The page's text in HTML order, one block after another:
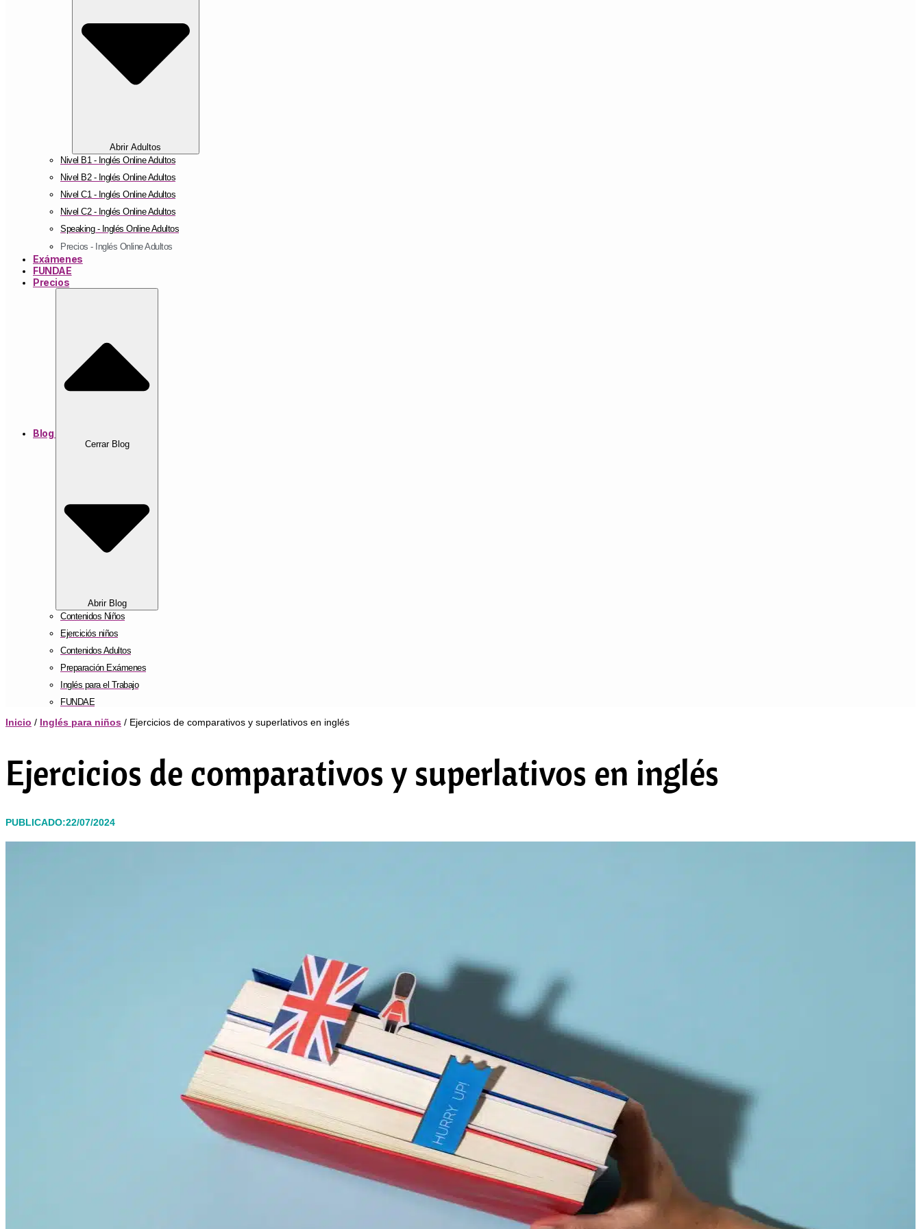
Abrir Adultos
Nivel B1 - Inglés Online Adultos
Nivel B2 - Inglés Online Adultos
Nivel C1 - Inglés Online Adultos
Nivel C2 - Inglés Online Adultos
Speaking - Inglés Online Adultos
Precios - Inglés Online Adultos
Exámenes
FUNDAE
Precios
Blog
Cerrar Blog
Abrir Blog
Contenidos Niños
Ejerciciós niños
Contenidos Adultos
Preparación Exámenes
Inglés para el Trabajo
FUNDAE
Inicio / Inglés para niños / Ejercicios de comparativos y superlativos en inglés
Ejercicios de comparativos y superlativos en inglés
PUBLICADO:22/07/2024